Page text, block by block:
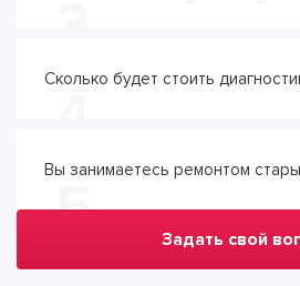
Сколько будет стоить
Вы занимаетесь ремонтом
5 Задать свой